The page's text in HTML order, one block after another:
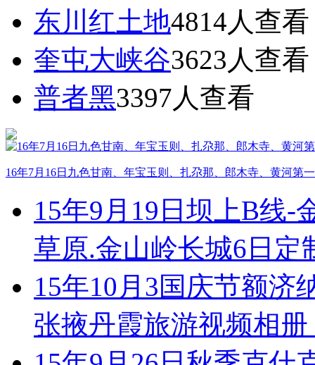
东川红土地4814人查看
奎屯大峡谷3623 人查看
普者黑3397人查看
16年7月16日九色甘南、年宝玉则、扎尕那、郎木寺、黄河第
15年9月19日坝上B线-
草原.金山岭长城6日定
15年10月3国庆节额济
张掖丹霞旅游视频相